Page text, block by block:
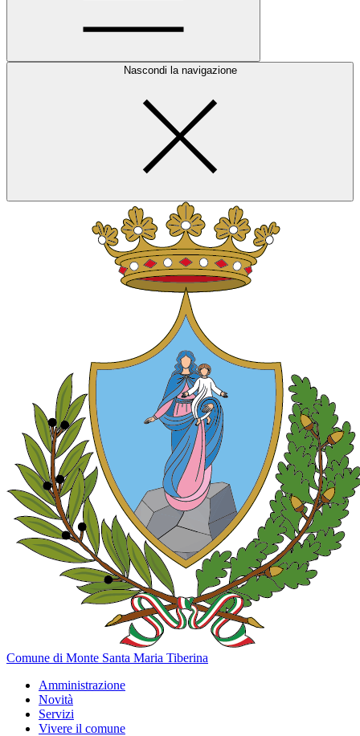
Nascondi la navigazione
Comune di Monte Santa Maria Tiberina
Amministrazione
Novità
Servizi
Vivere il comune